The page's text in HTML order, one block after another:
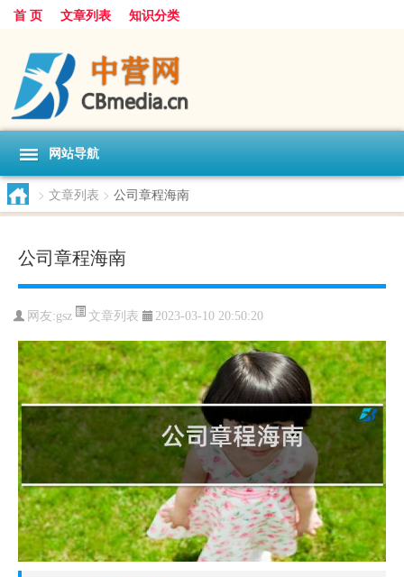
首 页 文章列表 知识分类
网站导航
> 文章列表 > 公司章程海南
公司章程海南
网友:gsz 文章列表 2023-03-10 20:50:20